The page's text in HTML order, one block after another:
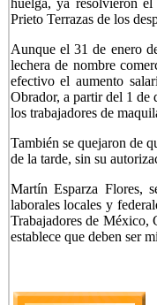
Prieto Terrazas de los
Aunque el 31 de enero
lechera de nombre
efectivo el aumento
Obrador, a partir del 1 de
los trabajadores de
También se quejaron de
de la tarde, sin su
Martín Esparza Flores,
laborales locales y
Trabajadores de México,
establece que deben ser